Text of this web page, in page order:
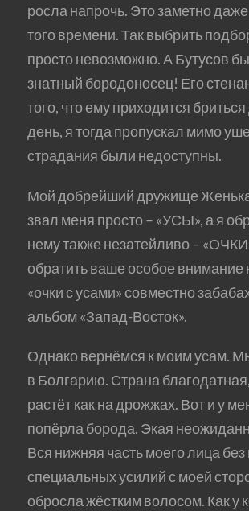
росла напрочь. Это заметно
того времени. Так выбрить
просто невозможно. А Бутусов
знатный бородоносец! Его
того, что ему приходится
день, я тогда пропускал мимо
страдания были недоступны.
Мой добрейший дружище
звал меня просто – «УСЫ», а я
нему также незатейливо –
обратить ваше особое внимание
«очки с усами» совместно
альбом «Запад-Восток».
Однако вернёмся к моим усам.
в Болгарию. Страна благодатная,
растёт как на дрожжах. Вот и у
попёрла борода. Экая
Вся нижняя часть моего лица без
специальных усилий с моей
обросла жёстким волосом. Как у